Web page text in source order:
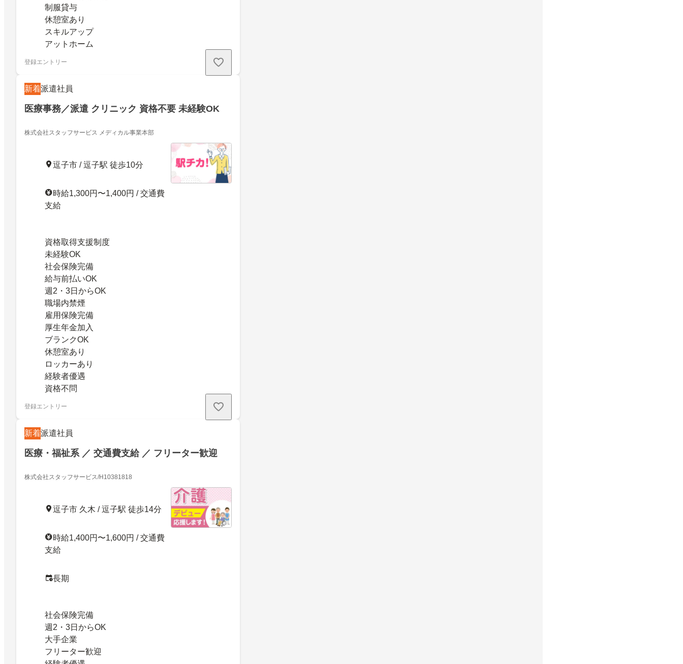
制服貸与
休憩室あり
スキルアップ
アットホーム
登録エントリー
新着派遣社員
医療事務／派遣 クリニック 資格不要 未経験OK
株式会社スタッフサービス メディカル事業本部
逗子市 / 逗子駅 徒歩10分
時給1,300円〜1,400円 / 交通費
支給
資格取得支援制度
未経験OK
社会保険完備
給与前払いOK
週2・3日からOK
職場内禁煙
雇用保険完備
厚生年金加入
ブランクOK
休憩室あり
ロッカーあり
経験者優遇
資格不問
登録エントリー
新着派遣社員
医療・福祉系 ／ 交通費支給 ／ フリーター歓迎
株式会社スタッフサービス/H10381818
逗子市 久木 / 逗子駅 徒歩14分
時給1,400円〜1,600円 / 交通費
支給
長期
社会保険完備
週2・3日からOK
大手企業
フリーター歓迎